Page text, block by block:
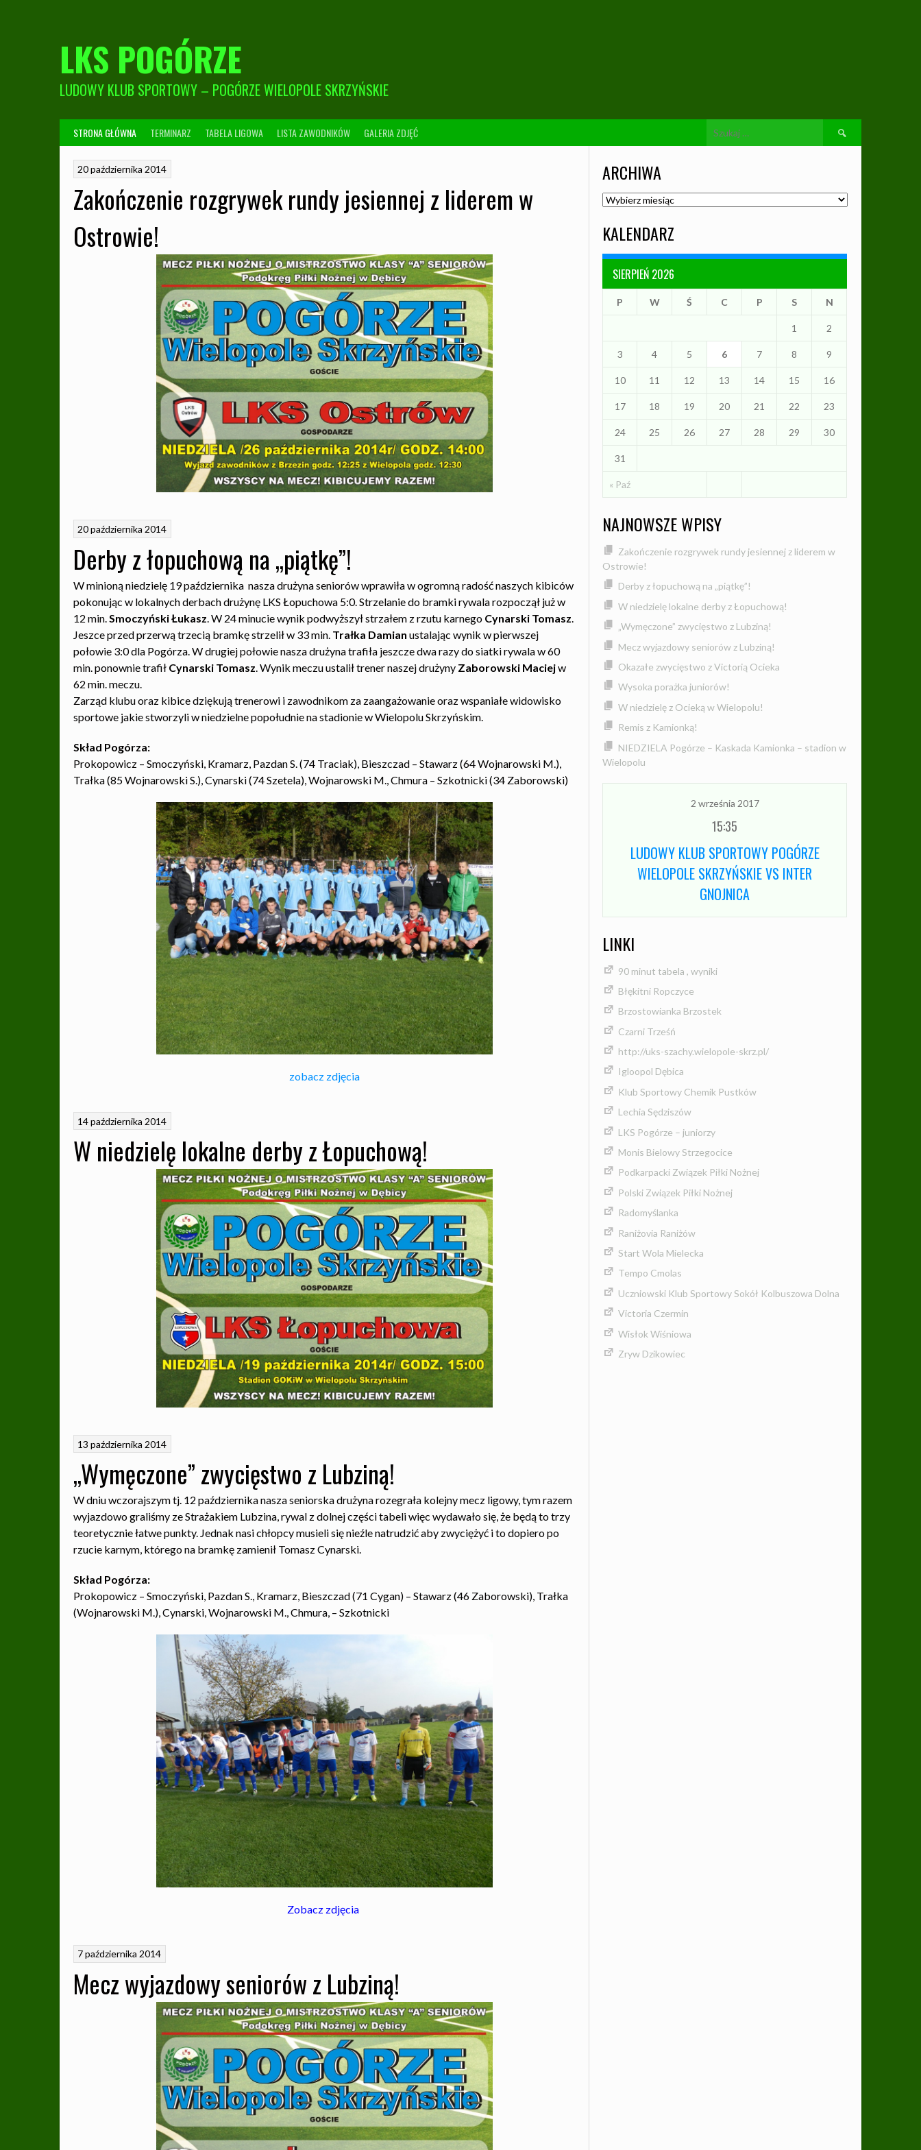
LKS POGÓRZE
LUDOWY KLUB SPORTOWY – POGÓRZE WIELOPOLE SKRZYŃSKIE
STRONA GŁÓWNA TERMINARZ TABELA LIGOWA LISTA ZAWODNIKÓW GALERIA ZDJĘĆ Szukaj:
20 października 2014
Zakończenie rozgrywek rundy jesiennej z liderem w
Ostrowie!
20 października 2014
Derby z łopuchową na „piątkę”!
W minioną niedzielę 19 października nasza drużyna seniorów wprawiła w ogromną radość naszych kibiców
pokonując w lokalnych derbach drużynę LKS Łopuchowa 5:0. Strzelanie do bramki rywala rozpoczął już w
12 min. Smoczyński Łukasz . W 24 minucie wynik podwyższył strzałem z rzutu karnego Cynarski Tomasz
Jeszce przed przerwą trzecią bramkę strzelił w 33 min. Trałka Damian ustalając wynik w pierwszej
połowie 3:0 dla Pogórza. W drugiej połowie nasza drużyna trafiła jeszcze dwa razy do siatki rywala w 60
min. ponownie trafił Cynarski Tomasz . Wynik meczu ustalił trener naszej drużyny Zaborowski Maciejw
62 min. meczu.
Zarząd klubu oraz kibice dziękują trenerowi i zawodnikom za zaangażowanie oraz wspaniałe widowisko
sportowe jakie stworzyli w niedzielne popołudnie na stadionie w Wielopolu Skrzyńskim.
Skład Pogórza:
Prokopowicz – Smoczyński, Kramarz, Pazdan S. (74 Traciak), Bieszczad – Stawarz (64 Wojnarowski M.),
Trałka (85 Wojnarowski S.), Cynarski (74 Szetela), Wojnarowski M., Chmura – Szkotnicki (34 Zaborowski)
zobacz zdjęcia
14 października 2014
W niedzielę lokalne derby z Łopuchową!
13 października 2014
„Wymęczone” zwycięstwo z Lubziną!
W dniu wczorajszym tj. 12 października nasza seniorska drużyna rozegrała kolejny mecz ligowy, tym razem
wyjazdowo graliśmy ze Strażakiem Lubzina, rywal z dolnej części tabeli więc wydawało się, że będą to trzy
teoretycznie łatwe punkty. Jednak nasi chłopcy musieli się nieźle natrudzić aby zwyciężyć i to dopiero po
rzucie karnym, którego na bramkę zamienił Tomasz Cynarski.
Skład Pogórza:
Prokopowicz – Smoczyński, Pazdan S., Kramarz, Bieszczad (71 Cygan) – Stawarz (46 Zaborowski), Trałka
(Wojnarowski M.), Cynarski, Wojnarowski M., Chmura, – Szkotnicki
Zobacz zdjęcia
7 października 2014
Mecz wyjazdowy seniorów z Lubziną!
ARCHIWA
Archiwa
KALENDARZ
SIERPIEŃ 2026
P W Ś C P S N
« Paź
1 2
3 4 5 6 7 8 9
10 11 12 13 14 15 16
17 18 19 20 21 22 23
24 25 26 27 28 29 30
31
NAJNOWSZE WPISY
Zakończenie rozgrywek rundy jesiennej z liderem w
Ostrowie!
Derby z łopuchową na „piątkę”!
W niedzielę lokalne derby z Łopuchową!
„Wymęczone” zwycięstwo z Lubziną!
Mecz wyjazdowy seniorów z Lubziną!
Okazałe zwycięstwo z Victorią Ocieka
Wysoka porażka juniorów!
W niedzielę z Ocieką w Wielopolu!
Remis z Kamionką!
NIEDZIELA Pogórze – Kaskada Kamionka – stadion w
Wielopolu
2 września 2017
15:35
LUDOWY KLUB SPORTOWY POGÓRZE
WIELOPOLE SKRZYŃSKIE VS INTER
GNOJNICA
LINKI
90 minut tabela , wyniki
Błękitni Ropczyce
Brzostowianka Brzostek
Czarni Trześń
http://uks-szachy.wielopole-skrz.pl/
Igloopol Dębica
Klub Sportowy Chemik Pustków
Lechia Sędziszów
LKS Pogórze – juniorzy
Monis Bielowy Strzegocice
Podkarpacki Związek Piłki Nożnej
Polski Związek Piłki Nożnej
Radomyślanka
Raniżovia Raniżów
Start Wola Mielecka
Tempo Cmolas
Uczniowski Klub Sportowy Sokół Kolbuszowa Dolna
Victoria Czermin
Wisłok Wiśniowa
Zryw Dzikowiec